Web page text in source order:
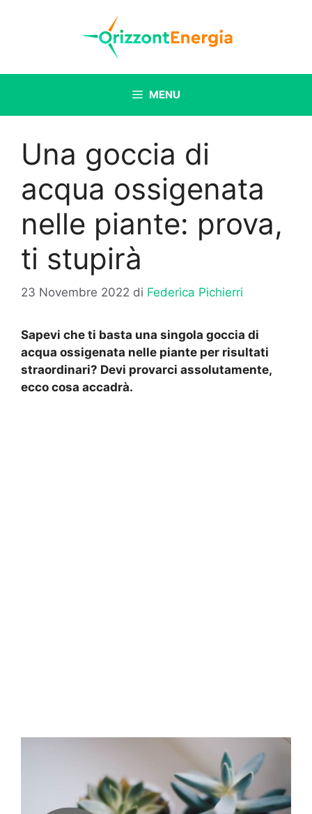
MENU
Una goccia di
acqua ossigenata
nelle piante: prova,
ti stupirà
23 Novembre 2022 di Federica Pichierri
Sapevi che ti basta una singola goccia di
acqua ossigenata nelle piante per risultati
straordinari? Devi provarci assolutamente,
ecco cosa accadrà.